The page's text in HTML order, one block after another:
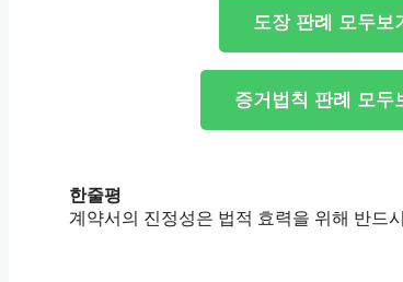
도장 판례 모두보
증거법칙 판례 모두
한줄평
계약서의 진정성은 법적 효력을 위해 반드